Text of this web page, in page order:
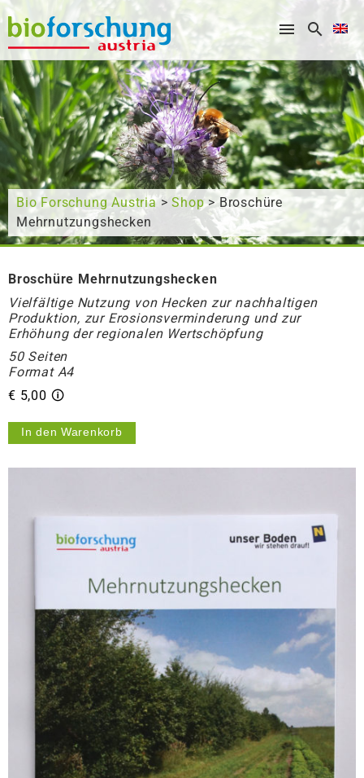
What are you looking for?
Bio Forschung Austria >Shop> Broschüre
Mehrnutzungshecken
Broschüre Mehrnutzungshecken
Vielfältige Nutzung von Hecken zur nachhaltigen
Produktion, zur Erosionsverminderung und zur
Erhöhung der regionalen Wertschöpfung
50 Seiten
Format A4
€ 5,00 🛈